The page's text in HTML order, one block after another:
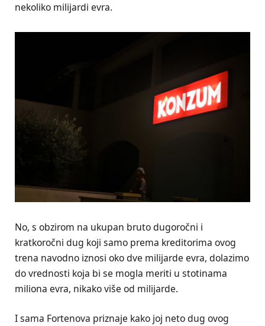
nekoliko milijardi evra.
No, s obzirom na ukupan bruto dugoročni i
kratkoročni dug koji samo prema kreditorima ovog
trena navodno iznosi oko dve milijarde evra, dolazimo
do vrednosti koja bi se mogla meriti u stotinama
miliona evra, nikako više od milijarde.
I sama Fortenova priznaje kako joj neto dug ovog